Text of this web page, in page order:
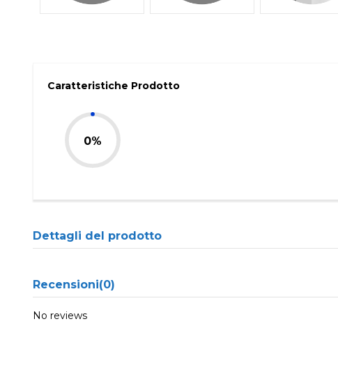
Caratteristiche Prodotto
0%
Dettagli del prodotto
Recensioni(0)
No reviews